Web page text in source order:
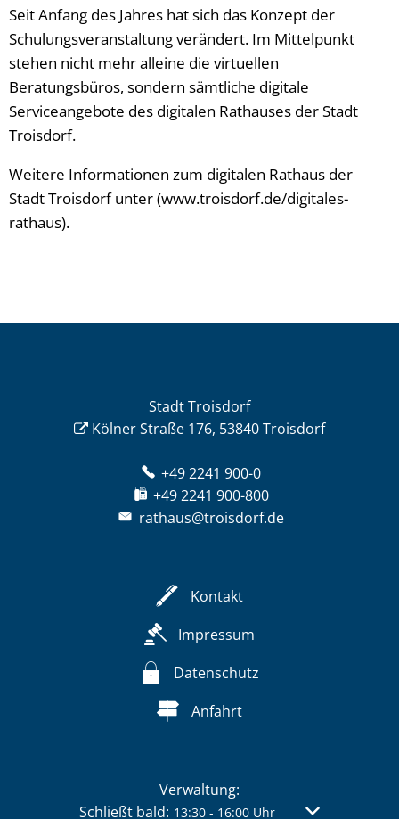
Seit Anfang des Jahres hat sich das Konzept der
Schulungsveranstaltung verändert. Im Mittelpunkt
stehen nicht mehr alleine die virtuellen
Beratungsbüros, sondern sämtliche digitale
Serviceangebote des digitalen Rathauses der Stadt
Troisdorf.
Weitere Informationen zum digitalen Rathaus der
Stadt Troisdorf unter (www.troisdorf.de/digitales-
rathaus).
Stadt Troisdorf
Kölner Straße 176, 53840 Troisdorf
+49 2241 900-0
+49 2241 900-800
rathaus@troisdorf.de
Kontakt
Impressum
Datenschutz
Anfahrt
Verwaltung:
Klicken, um weitere Öffnungs- oder
Schließt bald: 13:30 - 16:00 Uhr Von 13:30 bis